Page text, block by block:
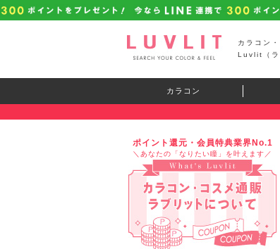
カラコン
Luvlit（ラ
カラコン
ポイント還元・会員特典業界No.1
＼あなたの「なりたい瞳」を叶えます／